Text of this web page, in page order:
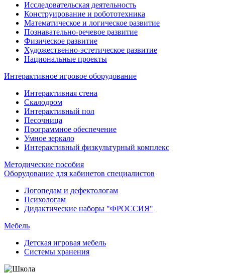
Исследовательская деятельность
Конструирование и робототехника
Математическое и логическое развитие
Познавательно-речевое развитие
Физическое развитие
Художественно-эстетическое развитие
Национальные проекты
Интерактивное игровое оборудование
Интерактивная стена
Скалодром
Интерактивный пол
Песочница
Программное обеспечение
Умное зеркало
Интерактивный физкультурный комплекс
Методические пособия
Оборудование для кабинетов специалистов
Логопедам и дефектологам
Психологам
Дидактические наборы "ФРОССИЯ"
Мебель
Детская игровая мебель
Системы хранения